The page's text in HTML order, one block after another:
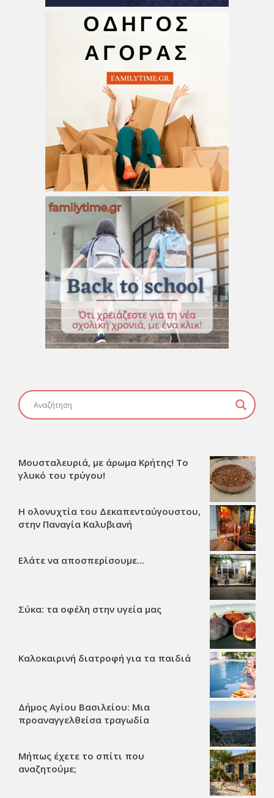
Μουσταλευριά, με άρωμα Κρήτης! Το
γλυκό του τρύγου!
Η ολονυχτία του Δεκαπενταύγουστου,
στην Παναγία Καλυβιανή
Ελάτε να αποσπερίσουμε…
Σύκα: τα οφέλη στην υγεία μας
Καλοκαιρινή διατροφή για τα παιδιά
Δήμος Αγίου Βασιλείου: Μια
προαναγγελθείσα τραγωδία
Μήπως έχετε το σπίτι που
αναζητούμε;